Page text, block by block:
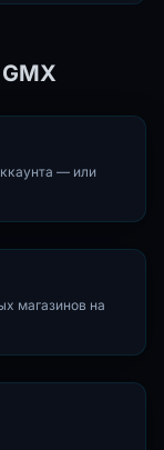
— или
магазинов на